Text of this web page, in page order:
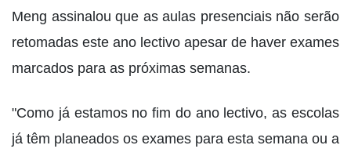
Meng assinalou que as aulas presenciais não serão
retomadas este ano lectivo apesar de haver exames
marcados para as próximas semanas.
"Como já estamos no fim do ano lectivo, as escolas
já têm planeados os exames para esta semana ou a